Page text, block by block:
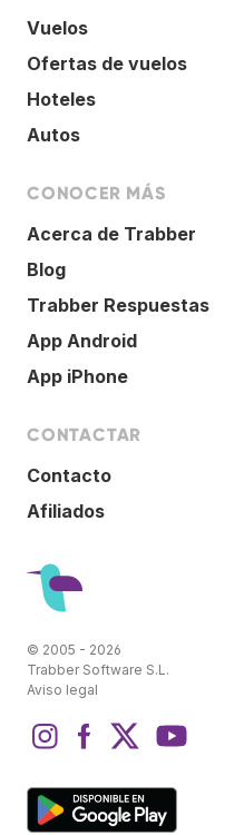
Vuelos
Ofertas de vuelos
Hoteles
Autos
CONOCER MÁS
Acerca de Trabber
Blog
Trabber Respuestas
App Android
App iPhone
CONTACTAR
Contacto
Afiliados
© 2005 - 2026
Trabber Software S.L.
Aviso legal